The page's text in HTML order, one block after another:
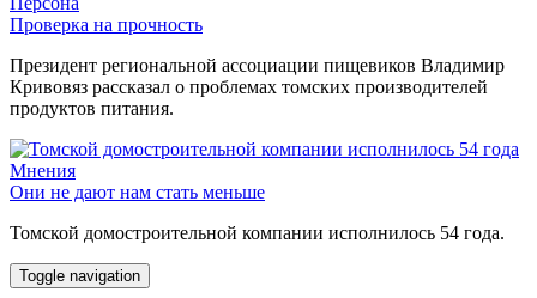
Проверка на прочность
Президент региональной ассоциации пищевиков Владимир
Кривовяз рассказал о проблемах томских производителей
продуктов питания.
Мнения
Они не дают нам стать меньше
Томской домостроительной компании исполнилось 54 года.
Toggle navigation